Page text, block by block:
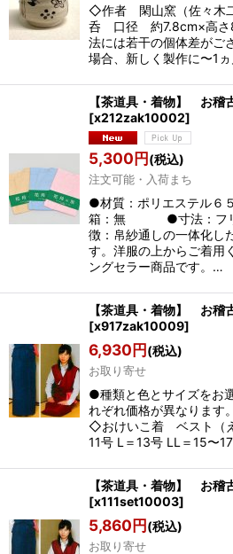
◇作者 閑山窯（佐々木
呑 口径 約7.8cm×高
法には若干の個体差がご
場合、新しく製作に〜1
【茶道具・着物】 お
[x212zak10002]
5,300円(税込)
注文可能・入荷まち
●材質：ポリエステ
箱：無 ●寸法：
徴：帛紗通しの一体化し
す。洋服の上からご着
ングセラー商品です。…
【茶道具・着物】 お
[x917zak10009]
6,930円(税込)
お取り寄せ
●種類と色とサイズをお
れぞれ価格が異なり
◇おけいこ着 ベスト（
11号 L＝13号 LL＝15〜
【茶道具・着物】 お稽
[x111set10003]
5,860円(税込)
お取り寄せ